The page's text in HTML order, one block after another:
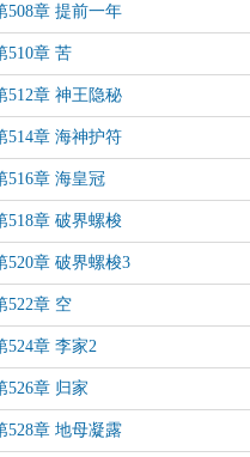
508章 提前一年
510章 苦
512章 神王隐秘
514章 海神护符
516章 海皇冠
518章 破界螺梭
520章 破界螺梭3
522章 空
524章 李家2
526章 归家
528章 地母凝露